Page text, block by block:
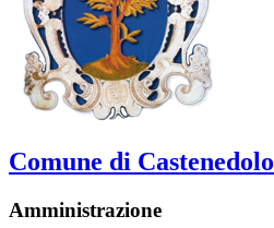
Comune di Castenedolo
Amministrazione